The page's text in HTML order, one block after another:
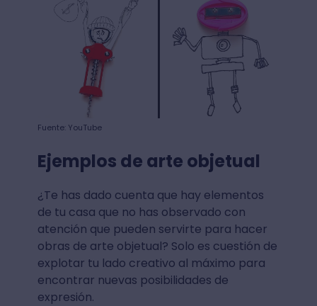
Fuente: YouTube
Ejemplos de arte objetual
¿Te has dado cuenta que hay elementos
de tu casa que no has observado con
atención que pueden servirte para hacer
obras de arte objetual? Solo es cuestión de
explotar tu lado creativo al máximo para
encontrar nuevas posibilidades de
expresión.